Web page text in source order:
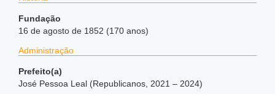
Fundação
16 de agosto de 1852 (170 anos)
Administração
Prefeito(a)
José Pessoa Leal (Republicanos, 2021 – 2024)